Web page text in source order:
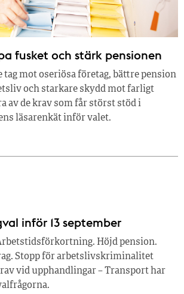
fusket och stärk pensionen
tag mot oseriösa företag, bättre pension
och starkare skydd mot farligt
av de krav som får störst stöd i
läsar­enkät inför valet.
inför 13 september
Höjd pension.
Stopp för arbetslivskriminalitet
vid upphandlingar – Transport har